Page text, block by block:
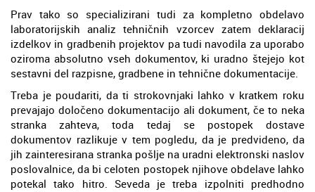
Prav tako so specializirani tudi za kompletno obdelavo
laboratorijskih analiz tehničnih vzorcev zatem deklaracij
izdelkov in gradbenih projektov pa tudi navodila za uporabo
oziroma absolutno vseh dokumentov, ki uradno štejejo kot
sestavni del razpisne, gradbene in tehnične dokumentacije.
Treba je poudariti, da ti strokovnjaki lahko v kratkem roku
prevajajo določeno dokumentacijo ali dokument, če to neka
stranka zahteva, toda tedaj se postopek dostave
dokumentov razlikuje v tem pogledu, da je predvideno, da
jih zainteresirana stranka pošlje na uradni elektronski naslov
poslovalnice, da bi celoten postopek njihove obdelave lahko
potekal tako hitro. Seveda je treba izpolniti predhodno